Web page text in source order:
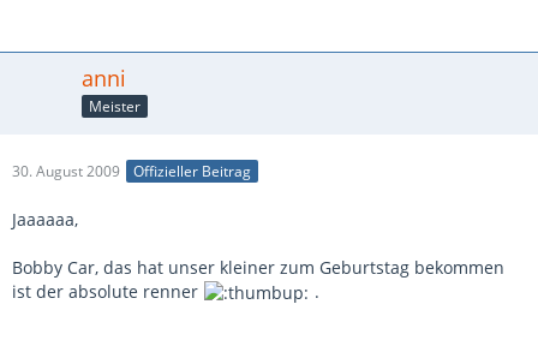
anni
Meister
30. August 2009 Offizieller Beitrag
Jaaaaaa,
Bobby Car, das hat unser kleiner zum Geburtstag bekommen
ist der absolute renner
.